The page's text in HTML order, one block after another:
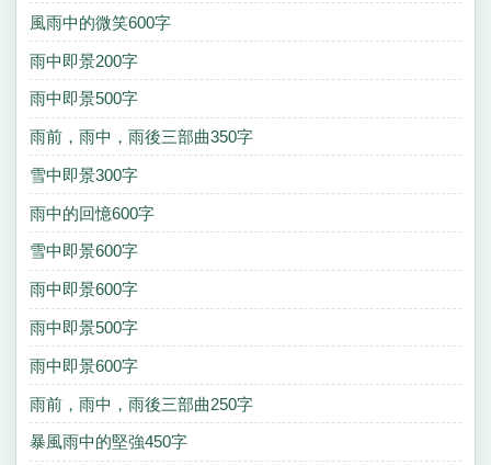
風雨中的微笑600字
雨中即景200字
雨中即景500字
雨前，雨中，雨後三部曲350字
雪中即景300字
雨中的回憶600字
雪中即景600字
雨中即景600字
雨中即景500字
雨中即景600字
雨前，雨中，雨後三部曲250字
暴風雨中的堅強450字